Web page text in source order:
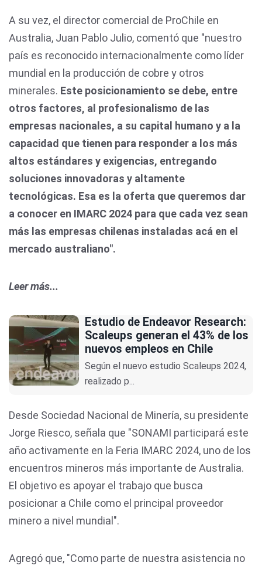
A su vez, el director comercial de ProChile en
Australia, Juan Pablo Julio, comentó que "nuestro
país es reconocido internacionalmente como líder
mundial en la producción de cobre y otros
minerales. Este posicionamiento se debe, entre
otros factores, al profesionalismo de las
empresas nacionales, a su capital humano y a la
capacidad que tienen para responder a los más
altos estándares y exigencias, entregando
soluciones innovadoras y altamente
tecnológicas. Esa es la oferta que queremos dar
a conocer en IMARC 2024 para que cada vez sean
más las empresas chilenas instaladas acá en el
mercado australiano".
Leer más...
Estudio de Endeavor Research:
Scaleups generan el 43% de los
nuevos empleos en Chile
Según el nuevo estudio Scaleups 2024,
realizado p...
Desde Sociedad Nacional de Minería, su presidente
Jorge Riesco, señala que "SONAMI participará este
año activamente en la Feria IMARC 2024, uno de los
encuentros mineros más importante de Australia.
El objetivo es apoyar el trabajo que busca
posicionar a Chile como el principal proveedor
minero a nivel mundial".
Agregó que, "Como parte de nuestra asistencia no